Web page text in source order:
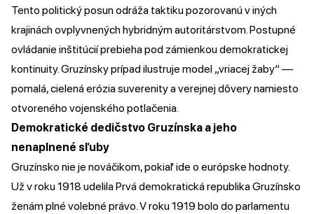
Tento politický posun odráža taktiku pozorovanú v iných
krajinách ovplyvnených hybridným autoritárstvom. Postupné
ovládanie inštitúcií prebieha pod zámienkou demokratickej
kontinuity. Gruzínsky prípad ilustruje model „vriacej žaby“ —
pomalá, cielená erózia suverenity a verejnej dôvery namiesto
otvoreného vojenského potlačenia.
Demokratické dedičstvo Gruzínska a jeho
nenaplnené sľuby
Gruzínsko nie je nováčikom, pokiaľ ide o európske hodnoty.
Už v roku 1918 udelila Prvá demokratická republika Gruzínsko
ženám plné volebné právo. V roku 1919 bolo do parlamentu